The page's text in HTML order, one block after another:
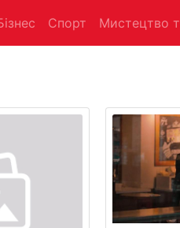
Спорт Мистецтво